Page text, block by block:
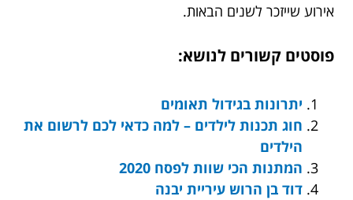
אירוע שייזכר לשנים הבאות.
פוסטים קשורים לנושא:
יתרונות בגידול תאומים
חוג תכנות לילדים – למה כדאי לכם לרשום את
הילדים
המתנות הכי שוות לפסח 2020
דוד בן הרוש עיריית יבנה